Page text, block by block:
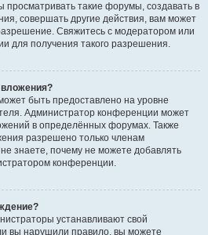
просматривать такие форумы, создавать в
совершать другие действия, вам может
Свяжитесь с модератором или
для получения такого разрешения.
быть предоставлено на уровне
Администратор конференции может
в определённых форумах. Также
разрешено только членам
знаете, почему не можете добавлять
конференции.
устанавливают свой
вы нарушили правило, вы можете